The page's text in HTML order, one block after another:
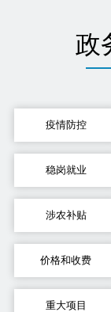
政
疫情防控
稳岗就业
涉农补贴
价格和收费
重大项目